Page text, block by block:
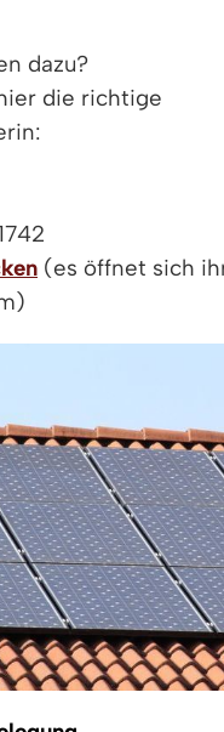
dazu?
die richtige
(es öffnet sich